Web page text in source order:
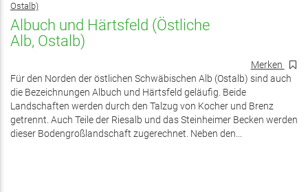
Ostalb)
Albuch und Härtsfeld (Östliche
Alb, Ostalb)
Merken
Für den Norden der östlichen Schwäbischen Alb (Ostalb) sind auch
die Bezeichnungen Albuch und Härtsfeld geläufig. Beide
Landschaften werden durch den Talzug von Kocher und Brenz
getrennt. Auch Teile der Riesalb und das Steinheimer Becken werden
dieser Bodengroßlandschaft zugerechnet. Neben den...